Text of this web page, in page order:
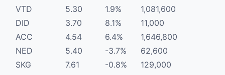
VTD
5.30 1.9%
1,081,600
DID
3.70 8.1%
11,000
ACC
4.54 6.4%
1,646,800
NED
5.40 -3.7%
62,600
SKG
7.61 -0.8%
129,000